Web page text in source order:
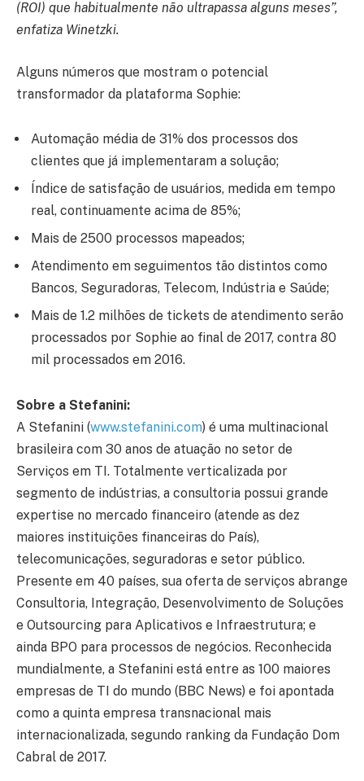
(ROI) que habitualmente não ultrapassa alguns meses”,
enfatiza Winetzki.
Alguns números que mostram o potencial
transformador da plataforma Sophie:
Automação média de 31% dos processos dos
clientes que já implementaram a solução;
Índice de satisfação de usuários, medida em tempo
real, continuamente acima de 85%;
Mais de 2500 processos mapeados;
Atendimento em seguimentos tão distintos como
Bancos, Seguradoras, Telecom, Indústria e Saúde;
Mais de 1.2 milhões de tickets de atendimento serão
processados por Sophie ao final de 2017, contra 80
mil processados em 2016.
Sobre a Stefanini:
A Stefanini (www.stefanini.com) é uma multinacional
brasileira com 30 anos de atuação no setor de
Serviços em TI. Totalmente verticalizada por
segmento de indústrias, a consultoria possui grande
expertise no mercado financeiro (atende as dez
maiores instituições financeiras do País),
telecomunicações, seguradoras e setor público.
Presente em 40 países, sua oferta de serviços abrange
Consultoria, Integração, Desenvolvimento de Soluções
e Outsourcing para Aplicativos e Infraestrutura; e
ainda BPO para processos de negócios. Reconhecida
mundialmente, a Stefanini está entre as 100 maiores
empresas de TI do mundo (BBC News) e foi apontada
como a quinta empresa transnacional mais
internacionalizada, segundo ranking da Fundação Dom
Cabral de 2017.